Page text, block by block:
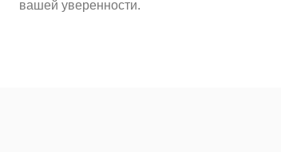
вашей уверенности.